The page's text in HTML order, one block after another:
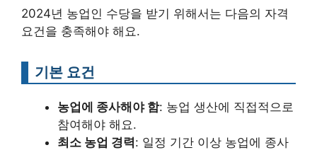
2024년 농업인 수당을 받기 위해서는 다음의 자격
요건을 충족해야 해요.
기본 요건
농업에 종사해야 함: 농업 생산에 직접적으로
참여해야 해요.
최소 농업 경력: 일정 기간 이상 농업에 종사